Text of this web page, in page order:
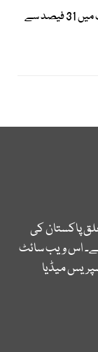
مالی سال کے پہلے ماہ برآمدات میں 31 فیصد سے
پاکستان کی
اس ویب سائٹ
میڈیا